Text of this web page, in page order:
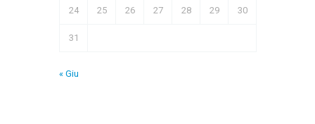
24 25 26 27 28 29 30
31
« Giu